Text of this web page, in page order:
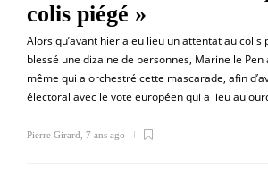
colis piégé »
Alors qu’avant hier a eu lieu un attentat au colis
blessé une dizaine de personnes, Marine le Pen
même qui a orchestré cette mascarade, afin
électoral avec le vote européen qui a lieu
Pierre Girard 7 ans ago